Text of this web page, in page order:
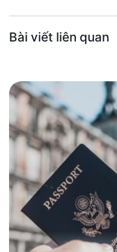
Bài viết liên quan